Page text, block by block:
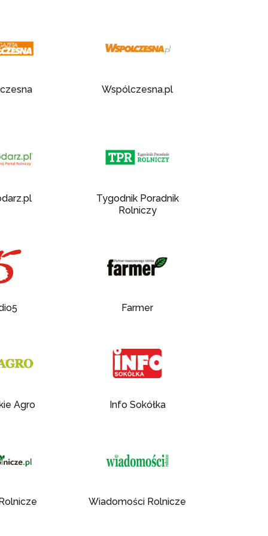
Wspólczesna.pl
Tygodnik Poradnik
Rolniczy
Farmer
Agro Info Sokółka
Wiadomości Rolnicze